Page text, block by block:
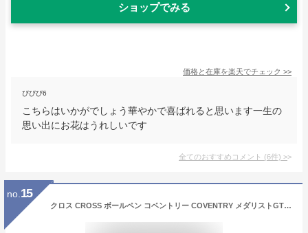
ショップでみる
価格と在庫を楽天でチェック >>
ぴぴぴ6
こちらはいかがでしょう華やかで喜ばれると思います一生の
思い出にお花はうれしいです
全てのおすすめコメント (6件) >
no. 15
クロス CROSS ボールペン コベントリー COVENTRY メダリストGT NAT0662-2 /ブラックラッカーCT NAT0662-6 / クロームCT NAT0662-7 / ブルーラッカーCT NAT0662-9 お祝い 文房具 プレゼント ギフト 名前入り 名入り